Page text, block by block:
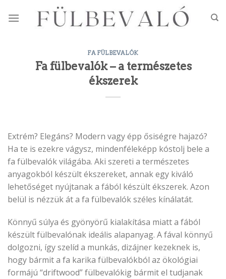
FA FÜLBEVALÓK
Fa fülbevalók – a természetes
ékszerek
Extrém? Elegáns? Modern vagy épp ősiségre hajazó?
Ha te is ezekre vágysz, mindenféleképp kóstolj bele a
fa fülbevalók világába. Aki szereti a természetes
anyagokból készült ékszereket, annak egy kiváló
lehetőséget nyújtanak a fából készült ékszerek. Azon
belül is nézzük át a fa fülbevalók széles kínálatát.
Könnyű súlya és gyönyörű kialakítása miatt a fából
készült fülbevalónak ideális alapanyag. A fával könnyű
dolgozni, így szelíd a munkás, dizájner kezeknek is,
hogy bármit a fa karika fülbevalókból az ökológiai
formájú “driftwood” fülbevalókig bármit el tudjanak